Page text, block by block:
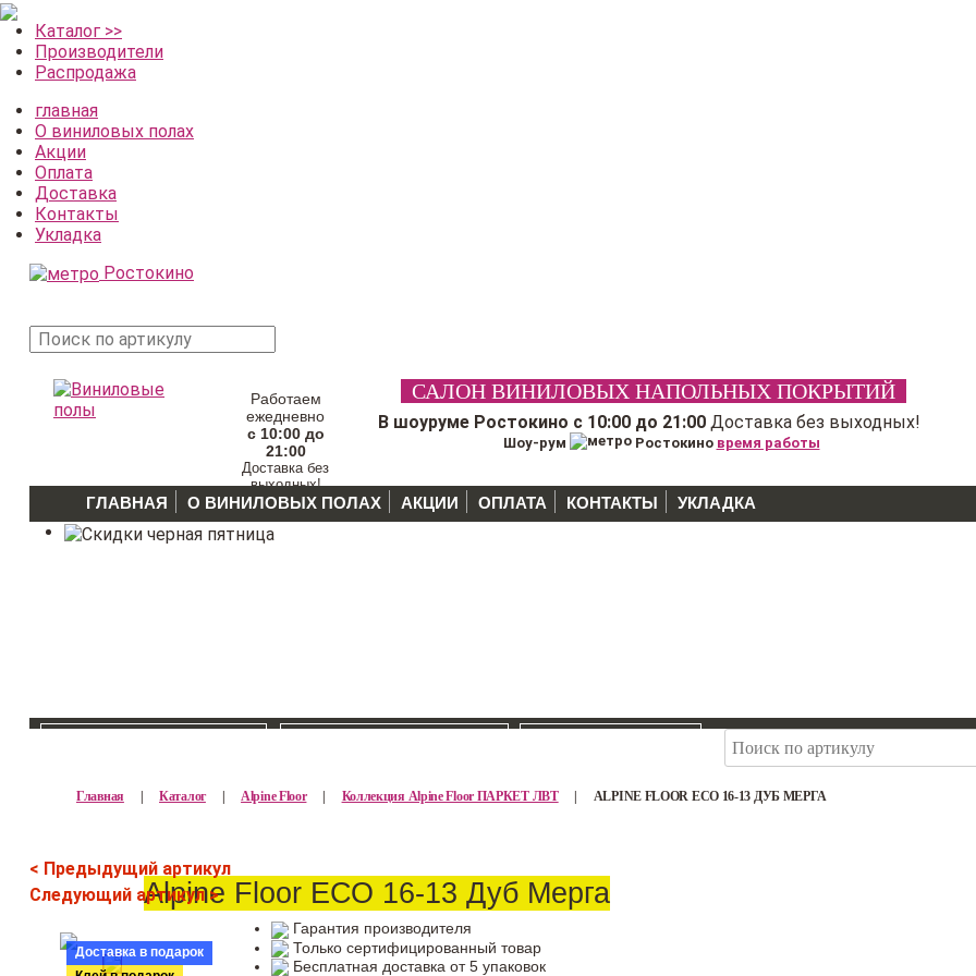
Каталог >>
Производители
Распродажа
главная
О виниловых полах
Акции
Оплата
Доставка
Контакты
Укладка
Ростокино
товара
Работаем
ежедневно
с 10:00 до
21:00
Доставка без
выходных!
САЛОН ВИНИЛОВЫХ НАПОЛЬНЫХ ПОКРЫТИЙ
В шоуруме Ростокино с 10:00 до 21:00 Доставка без выходных!
Шоу-рум Ростокино время работы
ГЛАВНАЯ О ВИНИЛОВЫХ ПОЛАХ АКЦИИ ОПЛАТА КОНТАКТЫ УКЛАДКА
Главная Каталог Alpine Floor Коллекция Alpine Floor ПАРКЕТ ЛВТ ALPINE FLOOR ЕСО 16-13 ДУБ МЕРГА
< Предыдущий артикул
Следующий артикул >Alpine Floor ЕСО 16-13 Дуб Мерга
Доставка в подарок
Гарантия производителя
Только сертифицированный товар
Бесплатная доставка от 5 упаковок